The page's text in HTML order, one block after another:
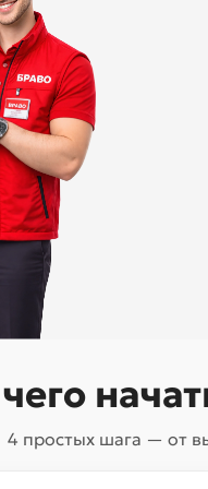
4 простых шага — от